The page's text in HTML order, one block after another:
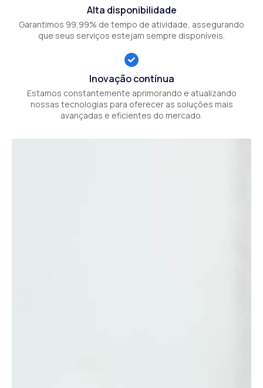
Alta disponibilidade
Garantimos 99,99% de tempo de atividade, assegurando
que seus serviços estejam sempre disponíveis.
Inovação contínua
Estamos constantemente aprimorando e atualizando
nossas tecnologias para oferecer as soluções mais
avançadas e eficientes do mercado.